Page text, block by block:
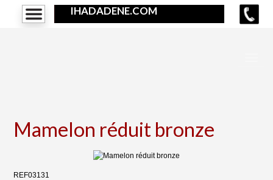
IHADADENE.COM
Mamelon réduit bronze
REF03131